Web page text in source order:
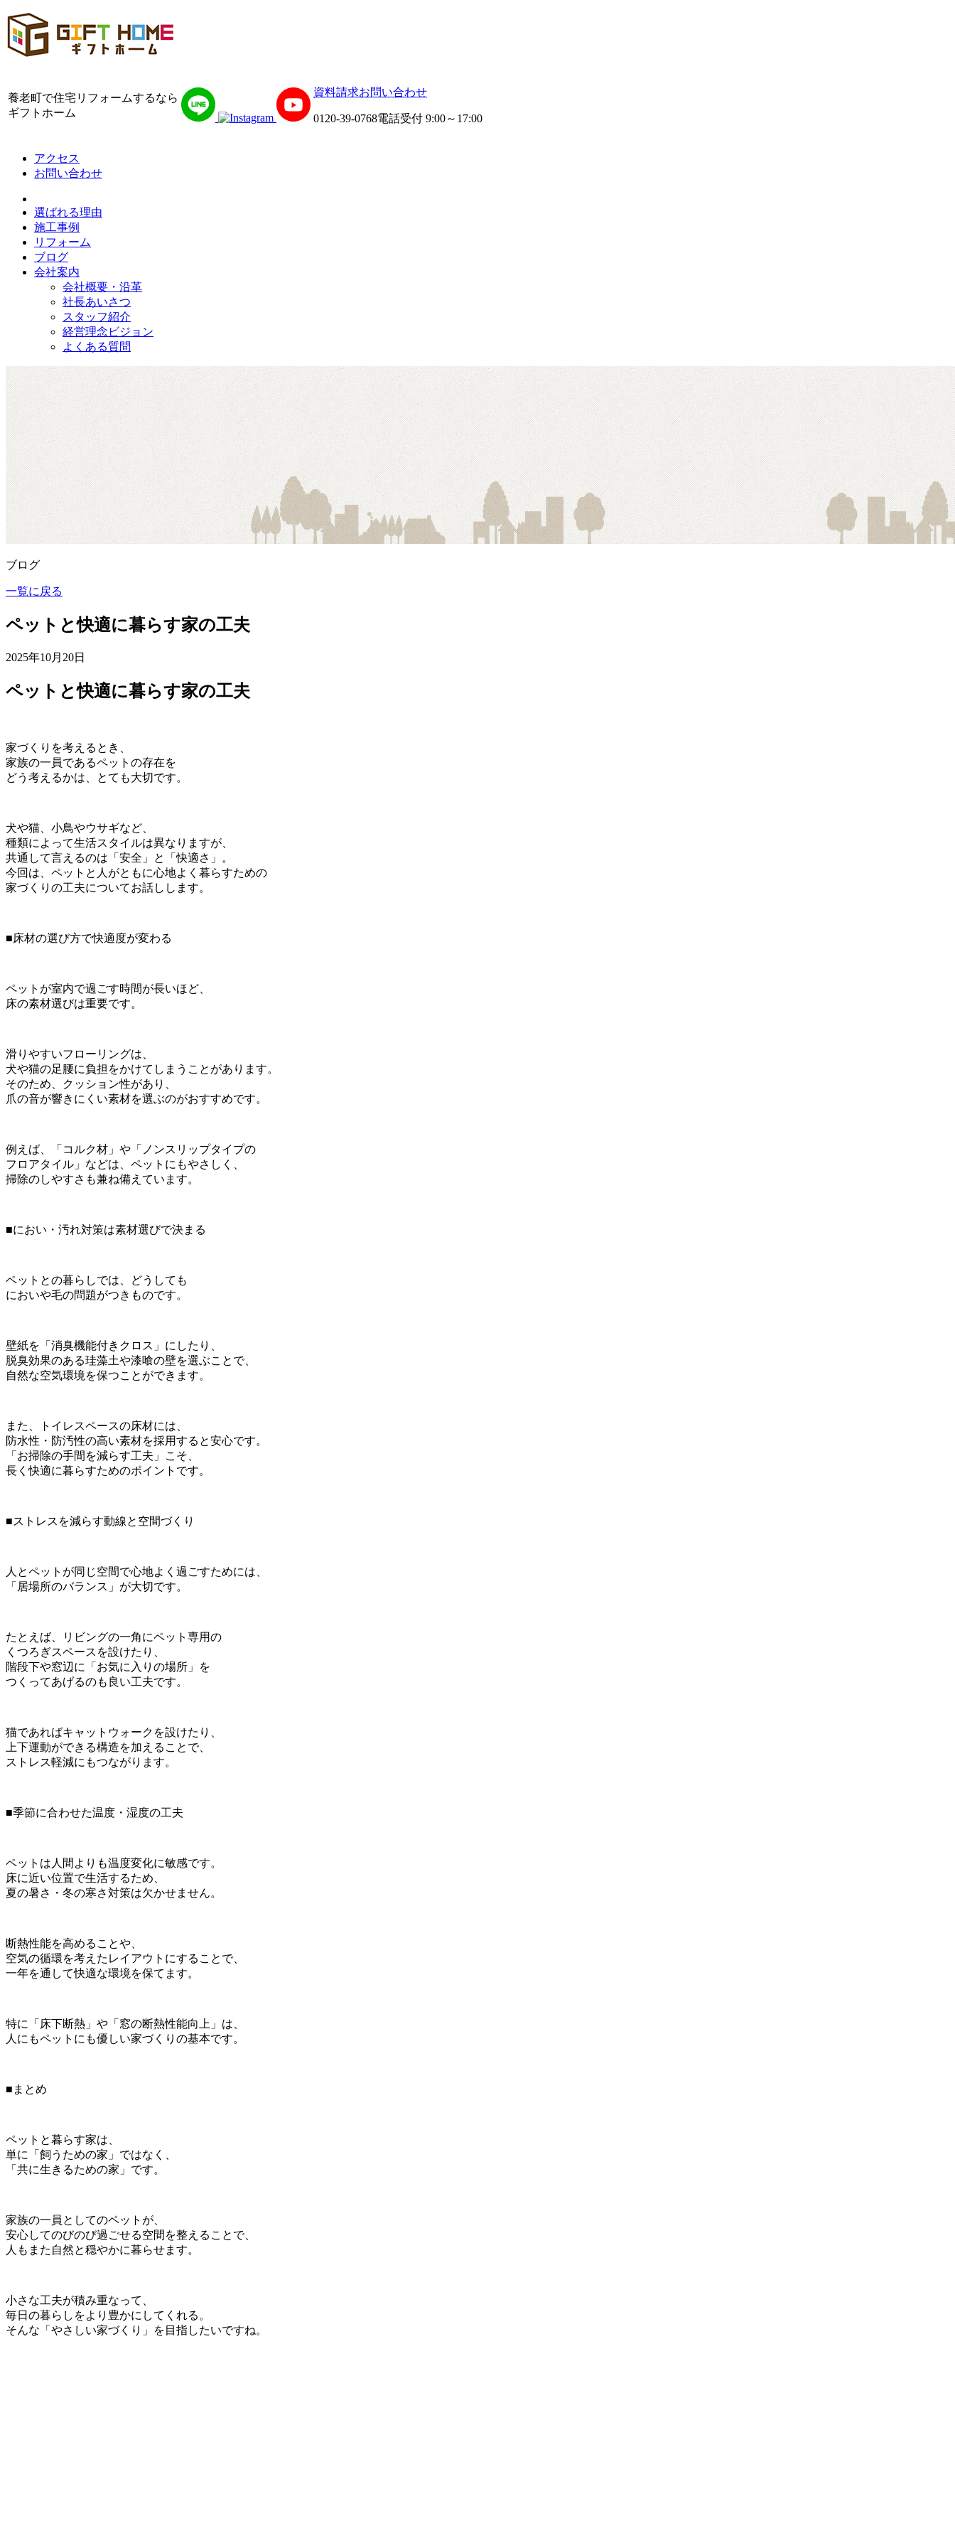
養老町で住宅リフォームするなら
ギフトホーム
資料請求お問い合わせ
0120-39-0768電話受付 9:00～17:00
アクセス
お問い合わせ
選ばれる理由
施工事例
リフォーム
ブログ
会社案内
会社概要・沿革
社長あいさつ
スタッフ紹介
経営理念ビジョン
よくある質問
ブログ
一覧に戻る
ペットと快適に暮らす家の工夫
2025年10月20日
ペットと快適に暮らす家の工夫
家づくりを考えるとき、
家族の一員であるペットの存在を
どう考えるかは、とても大切です。
犬や猫、小鳥やウサギなど、
種類によって生活スタイルは異なりますが、
共通して言えるのは「安全」と「快適さ」。
今回は、ペットと人がともに心地よく暮らすための
家づくりの工夫についてお話しします。
■床材の選び方で快適度が変わる
ペットが室内で過ごす時間が長いほど、
床の素材選びは重要です。
滑りやすいフローリングは、
犬や猫の足腰に負担をかけてしまうことがあります。
そのため、クッション性があり、
爪の音が響きにくい素材を選ぶのがおすすめです。
例えば、「コルク材」や「ノンスリップタイプの
フロアタイル」などは、ペットにもやさしく、
掃除のしやすさも兼ね備えています。
■におい・汚れ対策は素材選びで決まる
ペットとの暮らしでは、どうしても
においや毛の問題がつきものです。
壁紙を「消臭機能付きクロス」にしたり、
脱臭効果のある珪藻土や漆喰の壁を選ぶことで、
自然な空気環境を保つことができます。
また、トイレスペースの床材には、
防水性・防汚性の高い素材を採用すると安心です。
「お掃除の手間を減らす工夫」こそ、
長く快適に暮らすためのポイントです。
■ストレスを減らす動線と空間づくり
人とペットが同じ空間で心地よく過ごすためには、
「居場所のバランス」が大切です。
たとえば、リビングの一角にペット専用の
くつろぎスペースを設けたり、
階段下や窓辺に「お気に入りの場所」を
つくってあげるのも良い工夫です。
猫であればキャットウォークを設けたり、
上下運動ができる構造を加えることで、
ストレス軽減にもつながります。
■季節に合わせた温度・湿度の工夫
ペットは人間よりも温度変化に敏感です。
床に近い位置で生活するため、
夏の暑さ・冬の寒さ対策は欠かせません。
断熱性能を高めることや、
空気の循環を考えたレイアウトにすることで、
一年を通して快適な環境を保てます。
特に「床下断熱」や「窓の断熱性能向上」は、
人にもペットにも優しい家づくりの基本です。
■まとめ
ペットと暮らす家は、
単に「飼うための家」ではなく、
「共に生きるための家」です。
家族の一員としてのペットが、
安心してのびのび過ごせる空間を整えることで、
人もまた自然と穏やかに暮らせます。
小さな工夫が積み重なって、
毎日の暮らしをより豊かにしてくれる。
そんな「やさしい家づくり」を目指したいですね。